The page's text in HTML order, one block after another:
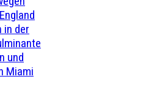
in der
und
Miami